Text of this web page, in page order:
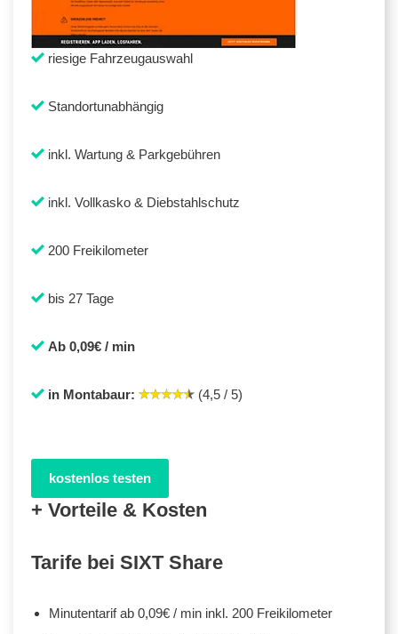
riesige Fahrzeugauswahl
Standortunabhängig
inkl. Wartung & Parkgebühren
inkl. Vollkasko & Diebstahlschutz
200 Freikilometer
bis 27 Tage
Ab 0,09€ / min
in Montabaur: (4,5 / 5)
kostenlos testen
+ Vorteile & Kosten
Tarife bei SIXT Share
Minutentarif ab 0,09€ / min inkl. 200 Freikilometer